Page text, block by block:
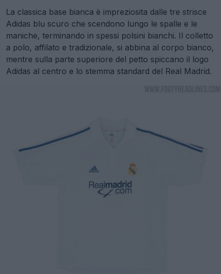
La classica base bianca è impreziosita dalle tre strisce
Adidas blu scuro che scendono lungo le spalle e le
maniche, terminando in spessi polsini bianchi. Il colletto
a polo, affilato e tradizionale, si abbina al corpo bianco,
mentre sulla parte superiore del petto spiccano il logo
Adidas al centro e lo stemma standard del Real Madrid.